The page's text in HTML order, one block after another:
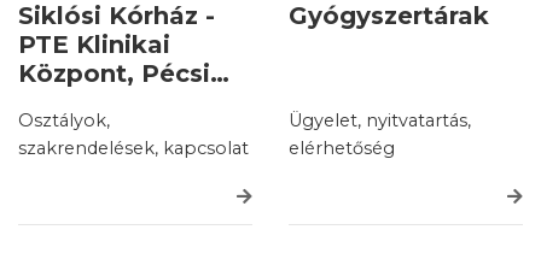
Siklósi Kórház -
PTE Klinikai
Központ, Pécsi
Osztályok,
szakrendelések, kapcsolat
Gyógyszertárak
Ügyelet, nyitvatartás,
elérhetőség